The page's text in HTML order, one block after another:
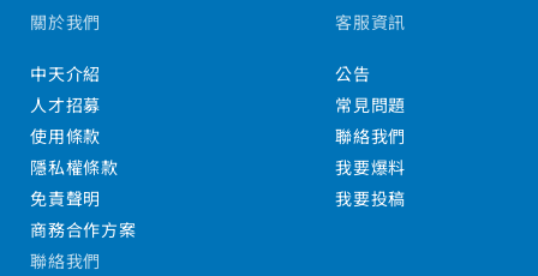
關於我們
中天介紹
人才招募
使用條款
隱私權條款
免責聲明
商務合作方案
客服資訊
公告
常見問題
聯絡我們
我要爆料
我要投稿
聯絡我們